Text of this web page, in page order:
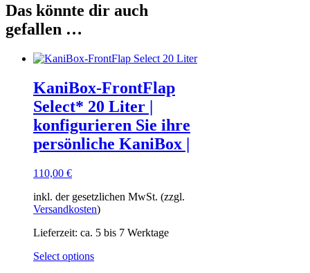
Das könnte dir auch
gefallen …
KaniBox-FrontFlap
Select* 20 Liter |
konfigurieren Sie ihre
persönliche KaniBox |
110,00 €
inkl. der gesetzlichen MwSt. (zzgl.
Versandkosten)
Lieferzeit: ca. 5 bis 7 Werktage
Select optionsDieses